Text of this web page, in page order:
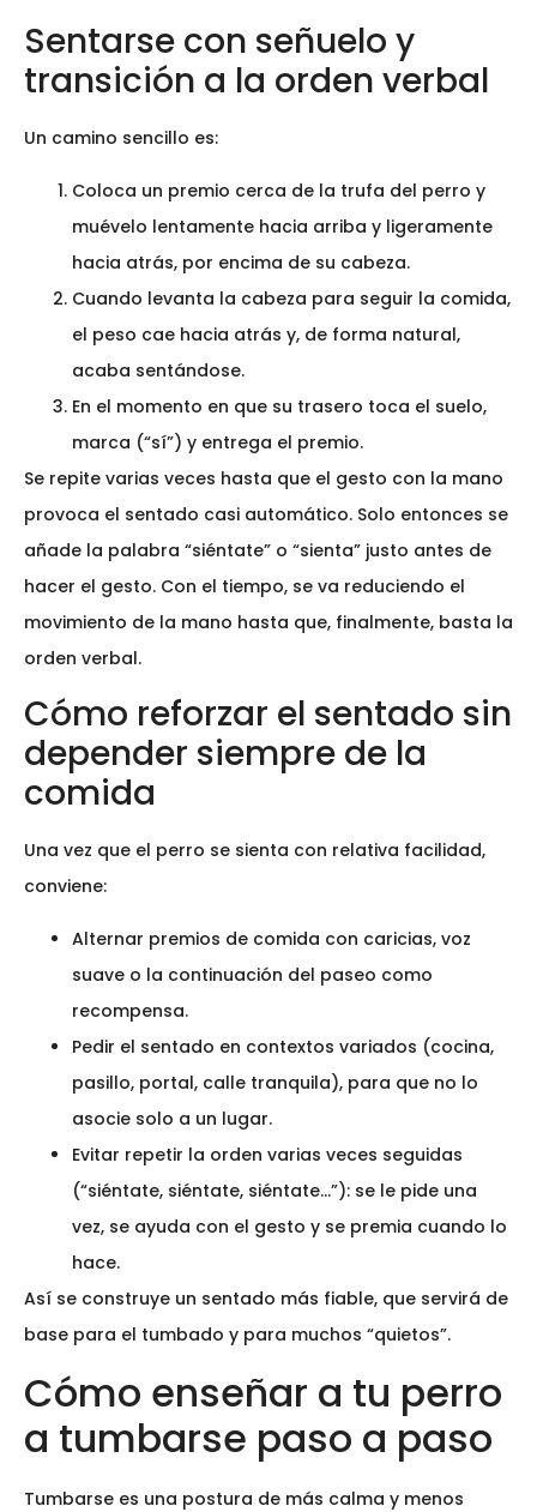
Sentarse con señuelo y
transición a la orden verbal
Un camino sencillo es:
Coloca un premio cerca de la trufa del perro y
muévelo lentamente hacia arriba y ligeramente
hacia atrás, por encima de su cabeza.
Cuando levanta la cabeza para seguir la comida,
el peso cae hacia atrás y, de forma natural,
acaba sentándose.
En el momento en que su trasero toca el suelo,
marca (“sí”) y entrega el premio.
Se repite varias veces hasta que el gesto con la mano
provoca el sentado casi automático. Solo entonces se
añade la palabra “siéntate” o “sienta” justo antes de
hacer el gesto. Con el tiempo, se va reduciendo el
movimiento de la mano hasta que, finalmente, basta la
orden verbal.
Cómo reforzar el sentado sin
depender siempre de la
comida
Una vez que el perro se sienta con relativa facilidad,
conviene:
Alternar premios de comida con caricias, voz
suave o la continuación del paseo como
recompensa.
Pedir el sentado en contextos variados (cocina,
pasillo, portal, calle tranquila), para que no lo
asocie solo a un lugar.
Evitar repetir la orden varias veces seguidas
(“siéntate, siéntate, siéntate…”): se le pide una
vez, se ayuda con el gesto y se premia cuando lo
hace.
Así se construye un sentado más fiable, que servirá de
base para el tumbado y para muchos “quietos”.
Cómo enseñar a tu perro
a tumbarse paso a paso
Tumbarse es una postura de más calma y menos